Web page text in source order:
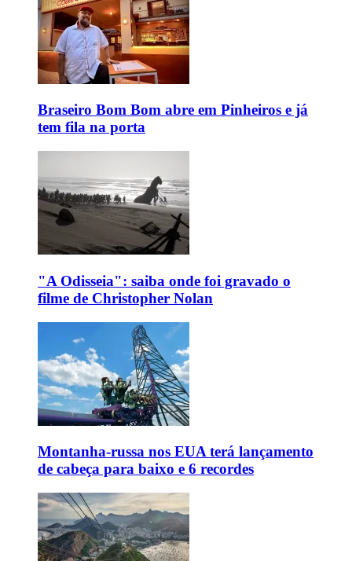
Braseiro Bom Bom abre em Pinheiros e já
tem fila na porta
"A Odisseia": saiba onde foi gravado o
filme de Christopher Nolan
Montanha-russa nos EUA terá lançamento
de cabeça para baixo e 6 recordes